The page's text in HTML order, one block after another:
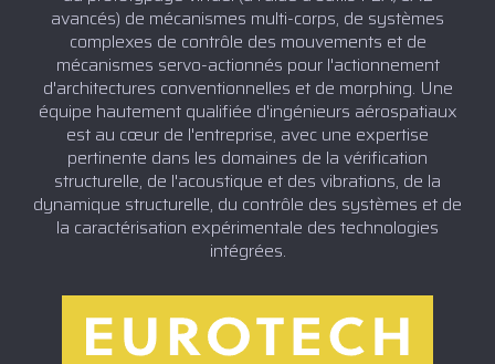
avancés) de mécanismes multi-corps, de systèmes
complexes de contrôle des mouvements et de
mécanismes servo-actionnés pour l'actionnement
d'architectures conventionnelles et de morphing. Une
équipe hautement qualifiée d'ingénieurs aérospatiaux
est au cœur de l'entreprise, avec une expertise
pertinente dans les domaines de la vérification
structurelle, de l'acoustique et des vibrations, de la
dynamique structurelle, du contrôle des systèmes et de
la caractérisation expérimentale des technologies
intégrées.